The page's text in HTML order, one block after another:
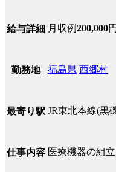
給与詳細 月収例200,000円
勤務地 福島県 西郷村
最寄り駅 JR東北本線(黒
仕事内容 医療機器の組